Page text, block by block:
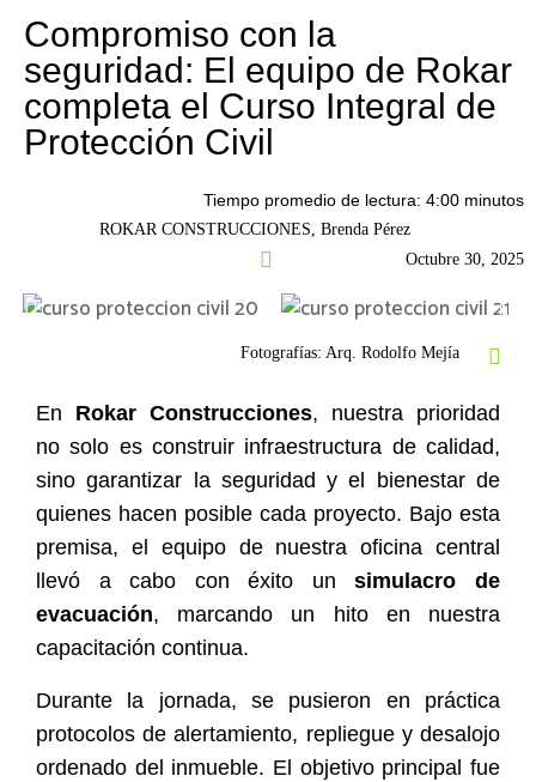
Compromiso con la
seguridad: El equipo de Rokar
completa el Curso Integral de
Protección Civil
Tiempo promedio de lectura: 4:00 minutos
ROKAR CONSTRUCCIONES, Brenda Pérez
Octubre 30, 2025
Fotografías: Arq. Rodolfo Mejía
En Rokar Construcciones, nuestra prioridad
no solo es construir infraestructura de calidad,
sino garantizar la seguridad y el bienestar de
quienes hacen posible cada proyecto. Bajo esta
premisa, el equipo de nuestra oficina central
llevó a cabo con éxito unsimulacro de
evacuación, marcando un hito en nuestra
capacitación continua.
Durante la jornada, se pusieron en práctica
protocolos de alertamiento, repliegue y desalojo
ordenado del inmueble. El objetivo principal fue